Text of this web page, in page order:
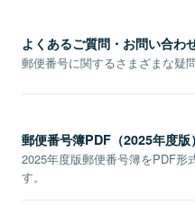
よくあるご質問・お問い合わ
郵便番号に関するさまざまな疑
郵便番号簿PDF（2025年度版）
2025年度版郵便番号簿をPDF形
す。